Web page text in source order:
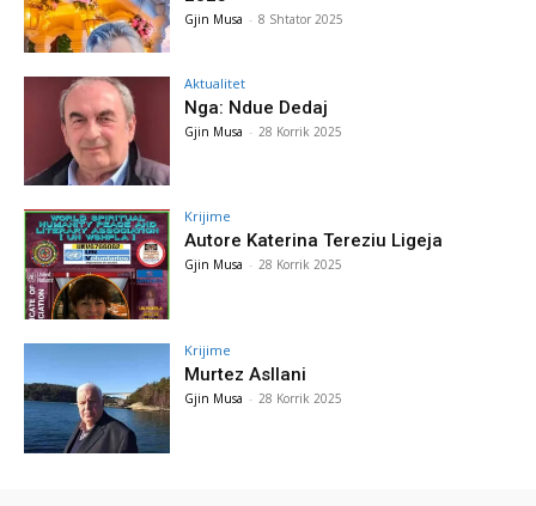
Gjin Musa - 8 Shtator 2025
Aktualitet
Nga: Ndue Dedaj
Gjin Musa - 28 Korrik 2025
Krijime
Autore Katerina Tereziu Ligeja
Gjin Musa - 28 Korrik 2025
Krijime
Murtez Asllani
Gjin Musa - 28 Korrik 2025